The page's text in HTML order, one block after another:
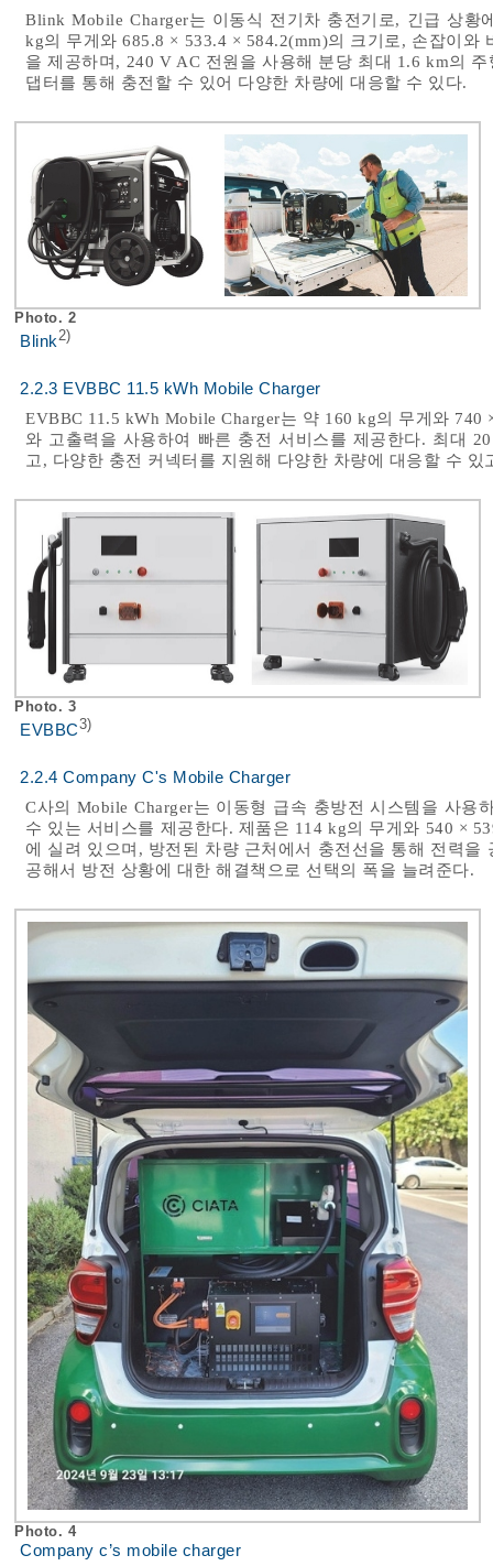
Blink Mobile Charger는 이동식 전기차 충전기로, 긴급 상
kg의 무게와 685.8 × 533.4 × 584.2(mm)의 크기로, 손잡이
을 제공하며, 240 V AC 전원을 사용해 분당 최대 1.6 km의
댑터를 통해 충전할 수 있어 다양한 차량에 대응할 수 있다.
Photo. 2
Blink 2)
2.2.3 EVBBC 11.5 kWh Mobile Charger
EVBBC 11.5 kWh Mobile Charger는 약 160 kg의 무게와
와 고출력을 사용하여 빠른 충전 서비스를 제공한다. 최대
고, 다양한 충전 커넥터를 지원해 다양한 차량에 대응할 수
Photo. 3
EVBBC3)
2.2.4 Company C's Mobile Charger
C사의 Mobile Charger는 이동형 급속 충방전 시스템을 사
수 있는 서비스를 제공한다. 제품은 114 kg의 무게와 540 ×
에 실려 있으며, 방전된 차량 근처에서 충전선을 통해 전력
공해서 방전 상황에 대한 해결책으로 선택의 폭을 늘려준다.
Photo. 4
Company c’s mobile charger